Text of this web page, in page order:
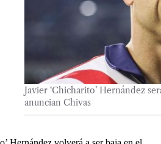
Javier ‘Chicharito’ Hernández
anuncian Chivas